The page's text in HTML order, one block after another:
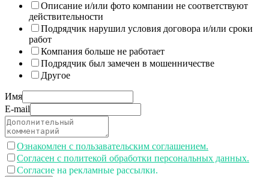
Описание и/или фото компании не соответствуют
действительности
Подрядчик нарушил условия договора и/или сроки
работ
Компания больше не работает
Подрядчик был замечен в мошенничестве
Другое
Имя
E-mail
Ознакомлен с пользавательским соглашением.
Согласен с политекой обработки персональных данных.
Согласие на рекламные рассылки.